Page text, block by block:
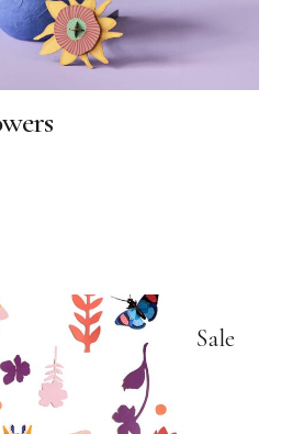
Berlin
| Fischtaschen
& Yves
Boxen
Manufaktur
| Papeterie
| Blumensamen
Keramik
LEVI
Sale